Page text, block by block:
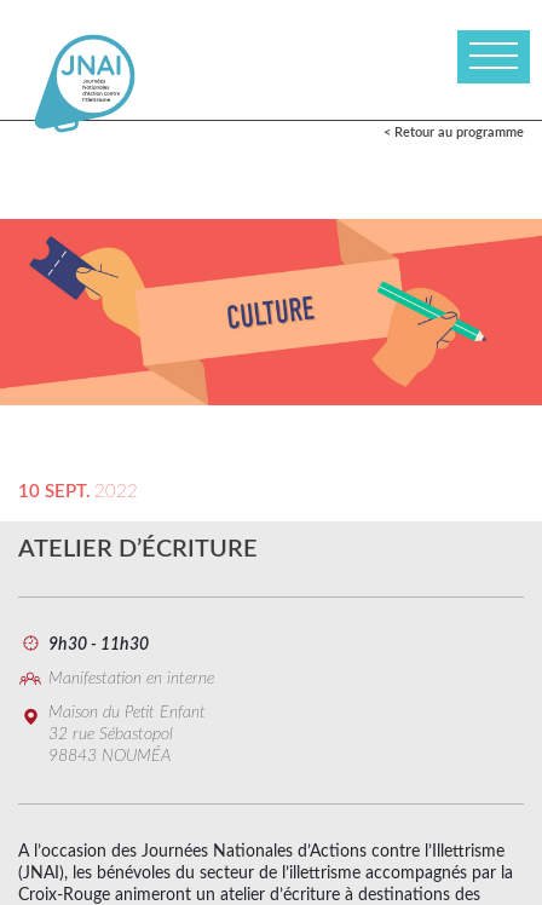
< Retour au programme
10 SEPT. 2022
ATELIER D’ÉCRITURE
9h30 - 11h30
Manifestation en interne
Maison du Petit Enfant
32 rue Sébastopol
98843 NOUMÉA
A l’occasion des Journées Nationales d’Actions contre l’Illettrisme
(JNAI), les bénévoles du secteur de l’illettrisme accompagnés par la
Croix-Rouge animeront un atelier d’écriture à destinations des